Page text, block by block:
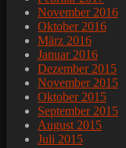
November 2016
Oktober 2016
März 2016
Januar 2016
Dezember 2015
November 2015
Oktober 2015
September 2015
August 2015
Juli 2015